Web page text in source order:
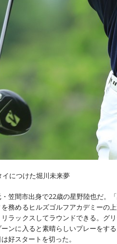
イにつけた堀川未来夢
笠間市出身で22歳の星野陸也だ。
務めるヒルズゴルフアカデミーの
ラックスしてラウンドできる。グ
ーンに入ると素晴らしいプレーを
好スタートを切った。